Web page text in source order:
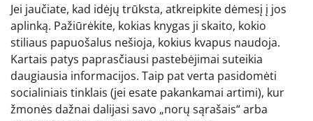
Jei jaučiate, kad idėjų trūksta, atkreipkite dėmesį į jos
aplinką. Pažiūrėkite, kokias knygas ji skaito, kokio
stiliaus papuošalus nešioja, kokius kvapus naudoja.
Kartais patys paprasčiausi pastebėjimai suteikia
daugiausia informacijos. Taip pat verta pasidomėti
socialiniais tinklais (jei esate pakankamai artimi), kur
žmonės dažnai dalijasi savo „norų sąrašais“ arba